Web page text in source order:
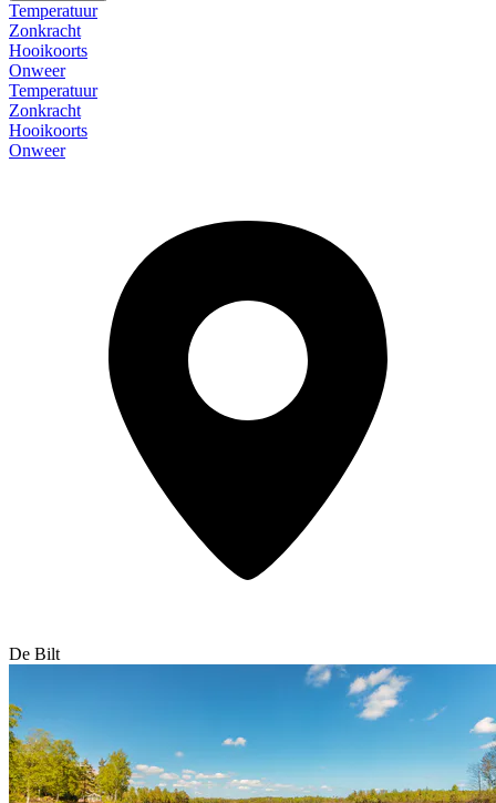
Temperatuur
Zonkracht
Hooikoorts
Onweer
Temperatuur
Zonkracht
Hooikoorts
Onweer
De Bilt